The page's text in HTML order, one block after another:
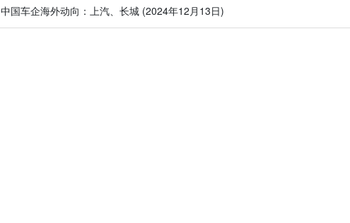
中国车企海外动向：上汽、长城 (2024年12月13日)